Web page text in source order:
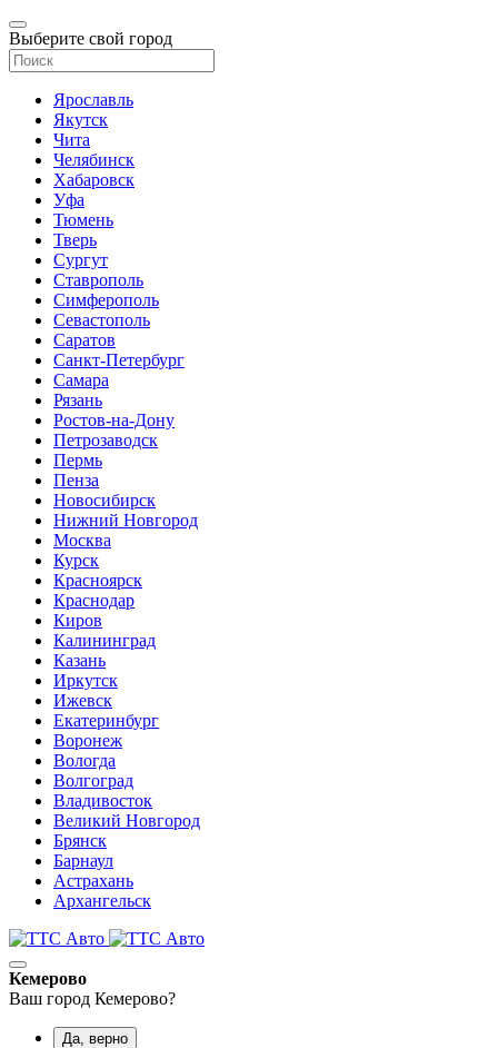
Выберите свой город
Ярославль
Якутск
Чита
Челябинск
Хабаровск
Уфа
Тюмень
Тверь
Сургут
Ставрополь
Симферополь
Севастополь
Саратов
Санкт-Петербург
Самара
Рязань
Ростов-на-Дону
Петрозаводск
Пермь
Пенза
Новосибирск
Нижний Новгород
Москва
Курск
Красноярск
Краснодар
Киров
Калининград
Казань
Иркутск
Ижевск
Екатеринбург
Воронеж
Вологда
Волгоград
Владивосток
Великий Новгород
Брянск
Барнаул
Астрахань
Архангельск
Кемерово
Ваш город Кемерово?
Да, верно